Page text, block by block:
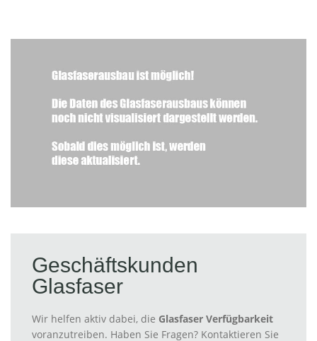
Geschäftskunden
Glasfaser
Wir helfen aktiv dabei, die Glasfaser Verfügbarkeit
voranzutreiben. Haben Sie Fragen? Kontaktieren Sie